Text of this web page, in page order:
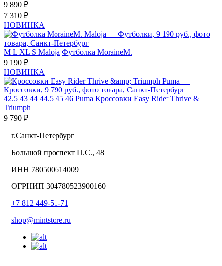
9 890 ₽
7 310 ₽
НОВИНКА
M L XL S Maloja Футболка MoraineM.
9 190 ₽
НОВИНКА
42.5 43 44 44.5 45 46 Puma Кроссовки Easy Rider Thrive &
Triumph
9 790 ₽
г.Санкт-Петербург
Большой проспект П.С., 48
ИНН 780500614009
ОГРНИП 304780523900160
+7 812 449-51-71
shop@mintstore.ru